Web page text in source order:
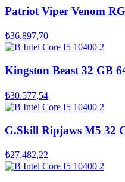
Patriot Viper Venom
₺36.897,70
Kingston Beast 32 GB
₺30.577,54
G.Skill Ripjaws M5 32
₺27.482,22